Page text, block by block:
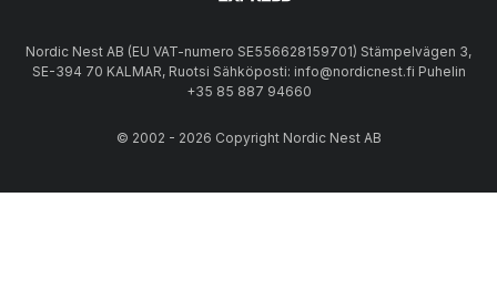
Nordic Nest AB (EU VAT-numero SE556628159701) Stämpelvägen 3,
SE-394 70 KALMAR, Ruotsi Sähköposti: info@nordicnest.fi Puhelin
+35 85 887 94660
© 2002 - 2026 Copyright Nordic Nest AB